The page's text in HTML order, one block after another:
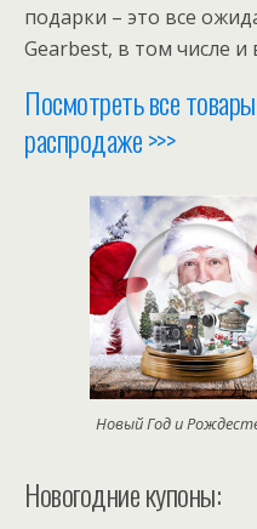
подарки – это все
Gearbest, в том числе и
Посмотреть все
распродаже >>>
Новый Год и
Новогодние купоны: